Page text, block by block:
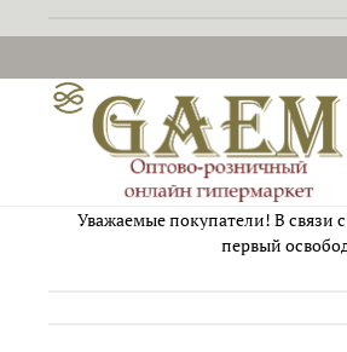
Уважаемые покупатели! В связи
первый